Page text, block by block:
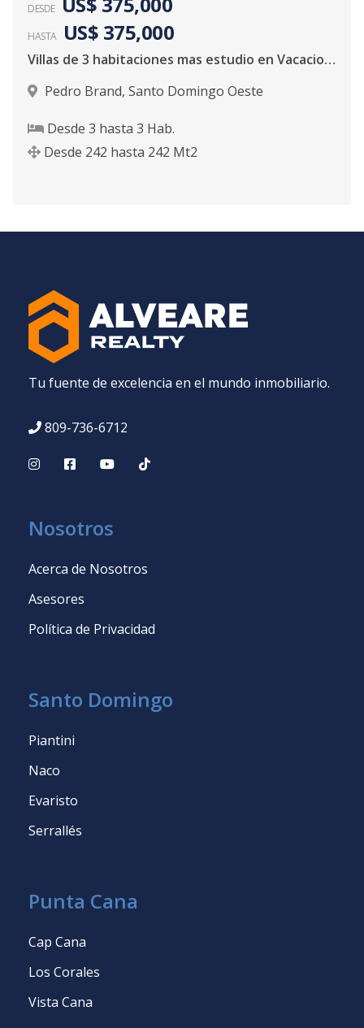
DESDE
HASTA US$ 375,000
Villas de 3 habitaciones mas estudio en Vacacional Matua
Pedro Brand, Santo Domingo Oeste
Desde 3 hasta 3 Hab.
Desde 242 hasta 242 Mt2
Tu fuente de excelencia en el mundo inmobiliario.
809-736-6712
Nosotros
Acerca de Nosotros
Asesores
Política de Privacidad
Santo Domingo
Piantini
Naco
Evaristo
Serrallés
Punta Cana
Cap Cana
Los Corales
Vista Cana